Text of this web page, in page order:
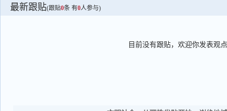
最新跟贴(跟贴0条 有0人参与)
目前没有跟贴，欢迎你发表观点